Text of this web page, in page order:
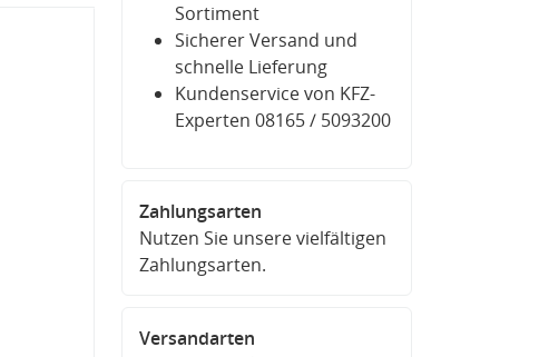
Sortiment
Sicherer Versand und
schnelle Lieferung
Kundenservice von KFZ-
Experten 08165 / 5093200
Zahlungsarten
Nutzen Sie unsere vielfältigen
Zahlungsarten.
Versandarten